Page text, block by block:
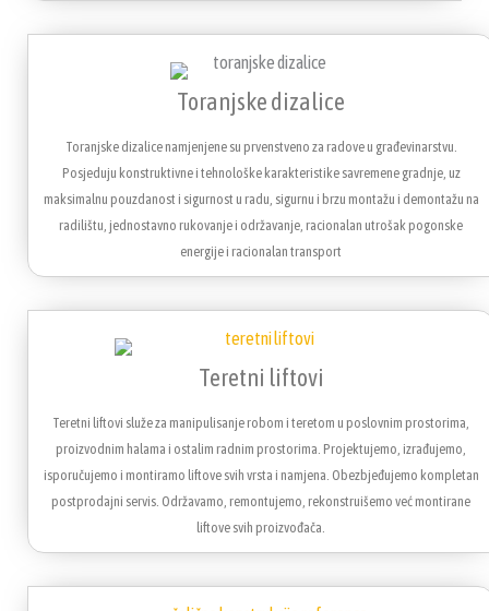
Toranjske dizalice
Toranjske dizalice namjenjene su prvenstveno za radove u građevinarstvu.
Posjeduju konstruktivne i tehnološke karakteristike savremene gradnje, uz
maksimalnu pouzdanost i sigurnost u radu, sigurnu i brzu montažu i demontažu na
radilištu, jednostavno rukovanje i održavanje, racionalan utrošak pogonske
energije i racionalan transport
Teretni liftovi
Teretni liftovi služe za manipulisanje robom i teretom u poslovnim prostorima,
proizvodnim halama i ostalim radnim prostorima. Projektujemo, izrađujemo,
isporučujemo i montiramo liftove svih vrsta i namjena. Obezbjeđujemo kompletan
postprodajni servis. Održavamo, remontujemo, rekonstruišemo već montirane
liftove svih proizvođača.